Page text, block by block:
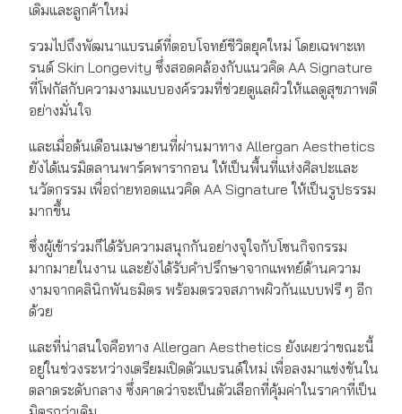
เดิมและลูกค้าใหม่
รวมไปถึงพัฒนาแบรนด์ที่ตอบโจทย์ชีวิตยุคใหม่ โดยเฉพาะเท
รนด์ Skin Longevity ซึ่งสอดคล้องกับแนวคิด AA Signature
ที่โฟกัสกับความงามแบบองค์รวมที่ช่วยดูแลผิวให้แลดูสุขภาพดี
อย่างมั่นใจ
และเมื่อต้นเดือนเมษายนที่ผ่านมาทาง Allergan Aesthetics
ยังได้เนรมิตลานพาร์คพารากอน ให้เป็นพื้นที่แห่งศิลปะและ
นวัตกรรม เพื่อถ่ายทอดแนวคิด AA Signature ให้เป็นรูปธรรม
มากขึ้น
ซึ่งผู้เข้าร่วมก็ได้รับความสนุกกันอย่างจุใจกับโซนกิจกรรม
มากมายในงาน และยังได้รับคำปรึกษาจากแพทย์ด้านความ
งามจากคลินิกพันธมิตร พร้อมตรวจสภาพผิวกันแบบฟรี ๆ อีก
ด้วย
และที่น่าสนใจคือทาง Allergan Aesthetics ยังเผยว่าขณะนี้
อยู่ในช่วงระหว่างเตรียมเปิดตัวแบรนด์ใหม่ เพื่อลงมาแข่งขันใน
ตลาดระดับกลาง ซึ่งคาดว่าจะเป็นตัวเลือกที่คุ้มค่าในราคาที่เป็น